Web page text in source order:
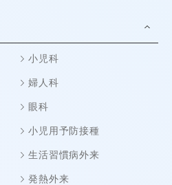
小児科
婦人科
眼科
小児用予防接種
生活習慣病外来
発熱外来